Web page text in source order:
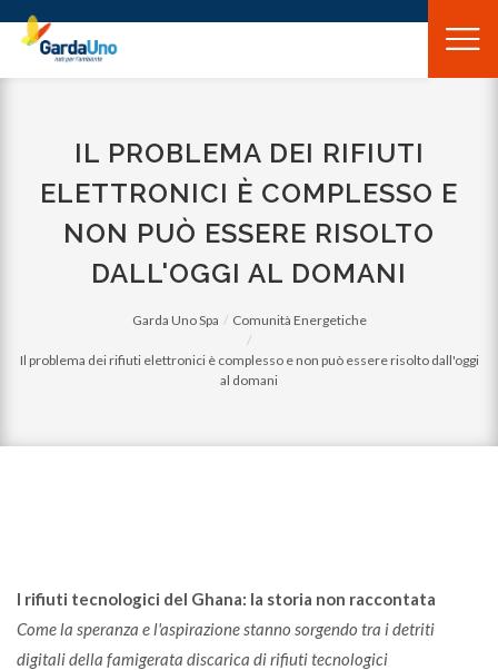
Gardauno
Spa
IL PROBLEMA DEI RIFIUTI
ELETTRONICI È COMPLESSO E
NON PUÒ ESSERE RISOLTO
DALL'OGGI AL DOMANI
Garda Uno Spa Comunità Energetiche
Il problema dei rifiuti elettronici è complesso e non può essere risolto dall'oggi
al domani
I rifiuti tecnologici del Ghana: la storia non raccontata
Come la speranza e l'aspirazione stanno sorgendo tra i detriti
digitali della famigerata discarica di rifiuti tecnologici